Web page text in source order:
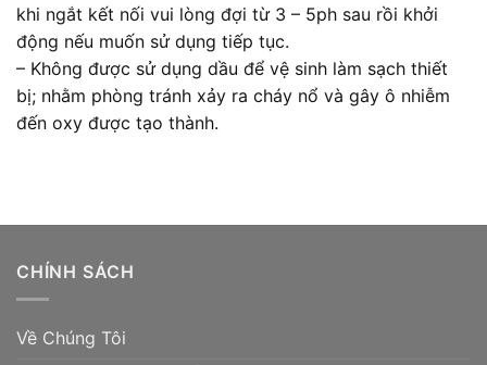
khi ngắt kết nối vui lòng đợi từ 3 – 5ph sau rồi khởi
động nếu muốn sử dụng tiếp tục.
– Không được sử dụng dầu để vệ sinh làm sạch thiết
bị; nhằm phòng tránh xảy ra cháy nổ và gây ô nhiễm
đến oxy được tạo thành.
CHÍNH SÁCH
Về Chúng Tôi